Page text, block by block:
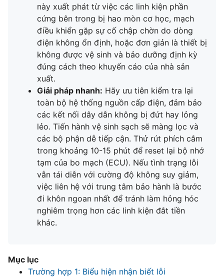
này xuất phát từ việc các linh kiện phần
cứng bên trong bị hao mòn cơ học, mạch
điều khiển gặp sự cố chập chờn do dòng
điện không ổn định, hoặc đơn giản là thiết bị
không được vệ sinh và bảo dưỡng định kỳ
đúng cách theo khuyến cáo của nhà sản
xuất.
Giải pháp nhanh: Hãy ưu tiên kiểm tra lại
toàn bộ hệ thống nguồn cấp điện, đảm bảo
các kết nối dây dẫn không bị đứt hay lỏng
lẻo. Tiến hành vệ sinh sạch sẽ màng lọc và
các bộ phận dễ tiếp cận. Thử rút phích cắm
trong khoảng 10-15 phút để reset lại bộ nhớ
tạm của bo mạch (ECU). Nếu tình trạng lỗi
vẫn tái diễn với cường độ không suy giảm,
việc liên hệ với trung tâm bảo hành là bước
đi khôn ngoan nhất để tránh làm hỏng hóc
nghiêm trọng hơn các linh kiện đắt tiền
khác.
Mục lục
Trường hợp 1: Biểu hiện nhận biết lỗi